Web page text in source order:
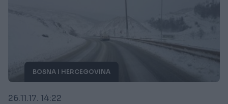
BOSNA I HERCEGOVINA
26.11.17. 14:22